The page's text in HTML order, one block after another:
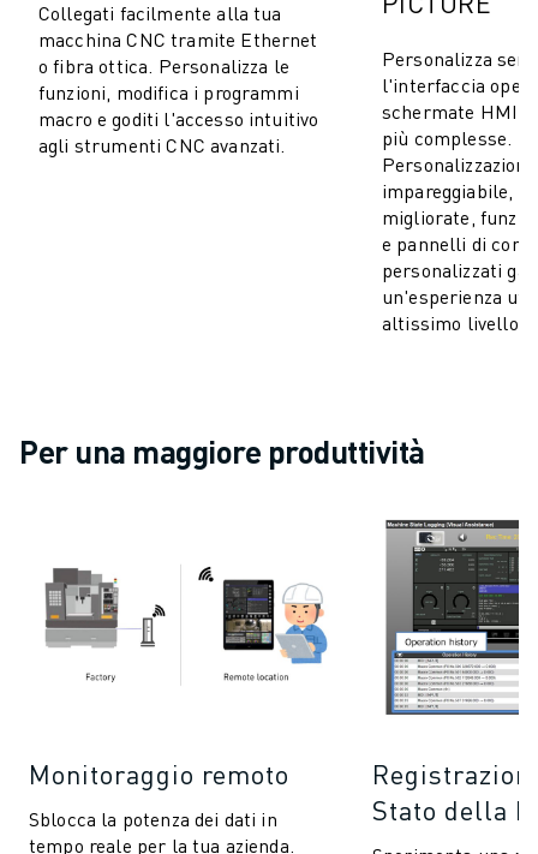
CONTATTI
FILIALI
NOTE LEGALI
Collegati facilmente alla tua
macchina CNC tramite Ethernet
o fibra ottica. Personalizza le
funzioni, modifica i programmi
macro e goditi l'accesso intuitivo
agli strumenti CNC avanzati.
Personalizza
l'interfaccia
schermate HMI
più complesse.
Personalizzazione
impareggiabile,
migliorate,
e pannelli di
personalizzati
un'esperienza
altissimo livello.
Per una maggiore produttività
Monitoraggio remoto
Sblocca la potenza dei dati in
tempo reale per la tua azienda.
Stato della